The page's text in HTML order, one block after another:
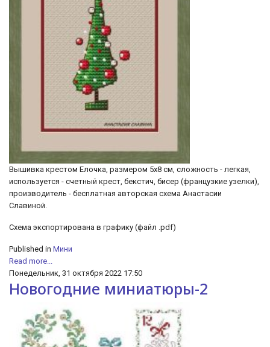
Вышивка крестом Елочка, размером 5х8 см, сложность - легкая,
используется - счетный крест, бекстич, бисер (французкие узелки),
производитель - бесплатная авторская схема Анастасии
Славиной.
Схема экспортирована в графику (файл .pdf)
Published in Мини
Read more...
Понедельник, 31 октября 2022 17:50
Новогодние миниатюры-2